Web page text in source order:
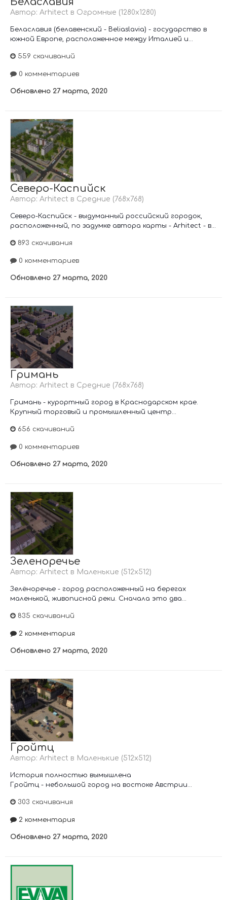
Автор: Arhitect в Огромные (1280х1280)
Белаславия (белавенский - Beliaslavia) - государство в
южной Европе, расположенное между Италией и...
559 скачиваний
0 комментариев
Обновлено 27 марта, 2020
Северо-Каспийск
Автор: Arhitect в Средние (768х768)
Северо-Каспийск - выдуманный российский городок,
расположенный, по задумке автора карты - Arhitect - в...
893 скачивания
0 комментариев
Обновлено 27 марта, 2020
Гримань
Автор: Arhitect в Средние (768х768)
Гримань - курортный город в Краснодарском крае.
Крупный торговый и промышленный центр...
656 скачиваний
0 комментариев
Обновлено 27 марта, 2020
Зеленоречье
Автор: Arhitect в Маленькие (512х512)
Зелёноречье - город расположенный на берегах
маленькой, живописной реки. Сначала это два...
835 скачиваний
2 комментария
Обновлено 27 марта, 2020
Гройтц
Автор: Arhitect в Маленькие (512х512)
История полностью вымышлена
Гройтц - небольшой город на востоке Австрии...
303 скачивания
2 комментария
Обновлено 27 марта, 2020